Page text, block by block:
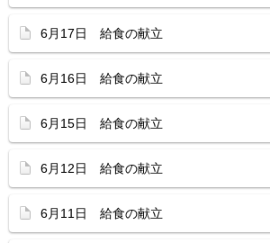
6月17日 給食の献立
6月16日 給食の献立
6月15日 給食の献立
6月12日 給食の献立
6月11日 給食の献立